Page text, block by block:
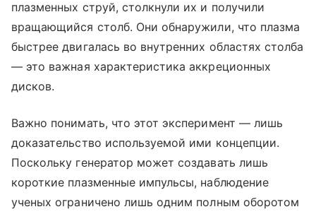
плазменных струй, столкнули их и получили
вращающийся столб. Они обнаружили, что плазма
быстрее двигалась во внутренних областях столба
— это важная характеристика аккреционных
дисков.
Важно понимать, что этот эксперимент — лишь
доказательство используемой ими концепции.
Поскольку генератор может создавать лишь
короткие плазменные импульсы, наблюдение
ученых ограничено лишь одним полным оборотом